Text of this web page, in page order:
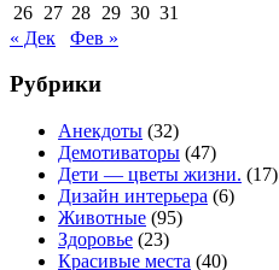
26 27 28 29 30 31
« Дек
Фев »
Рубрики
Анекдоты (32)
Демотиваторы (47)
Дети — цветы жизни. (17)
Дизайн интерьера (6)
Животные (95)
Здоровье (23)
Красивые места (40)